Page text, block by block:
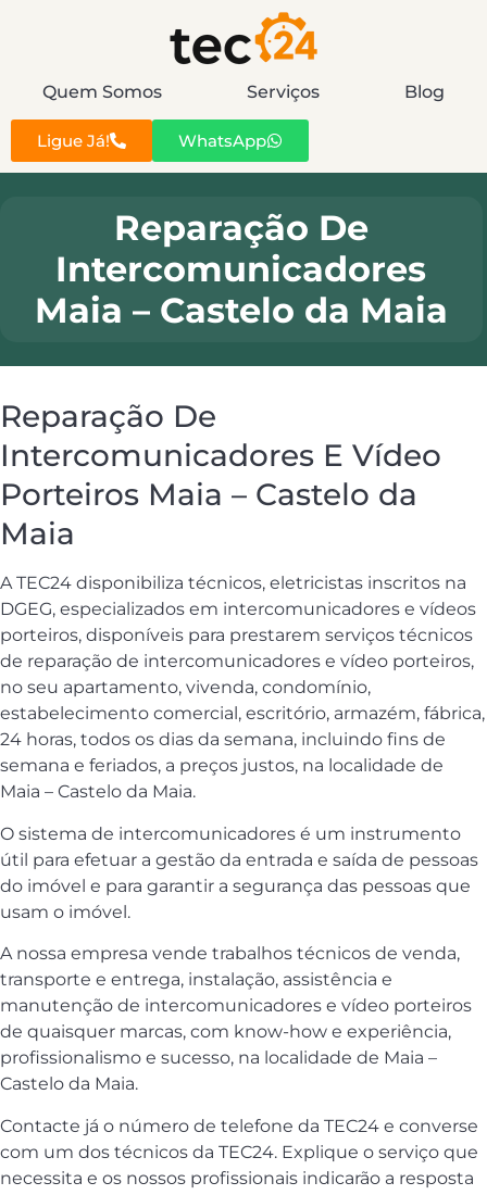
Quem Somos Serviços Blog
Ligue Já! WhatsApp
Reparação De
Intercomunicadores
Maia – Castelo da Maia
Reparação De
Intercomunicadores E Vídeo
Porteiros Maia – Castelo da
Maia
A TEC24 disponibiliza técnicos, eletricistas inscritos na
DGEG, especializados em intercomunicadores e vídeos
porteiros, disponíveis para prestarem serviços técnicos
de reparação de intercomunicadores e vídeo porteiros,
no seu apartamento, vivenda, condomínio,
estabelecimento comercial, escritório, armazém, fábrica,
24 horas, todos os dias da semana, incluindo fins de
semana e feriados, a preços justos, na localidade de
Maia – Castelo da Maia.
O sistema de intercomunicadores é um instrumento
útil para efetuar a gestão da entrada e saída de pessoas
do imóvel e para garantir a segurança das pessoas que
usam o imóvel.
A nossa empresa vende trabalhos técnicos de venda,
transporte e entrega, instalação, assistência e
manutenção de intercomunicadores e vídeo porteiros
de quaisquer marcas, com know-how e experiência,
profissionalismo e sucesso, na localidade de Maia –
Castelo da Maia.
Contacte já o número de telefone da TEC24 e converse
com um dos técnicos da TEC24. Explique o serviço que
necessita e os nossos profissionais indicarão a resposta